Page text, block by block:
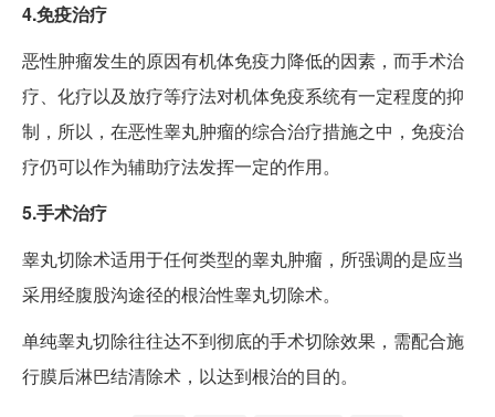
4.免疫治疗
恶性肿瘤发生的原因有机体免疫力降低的因素，而手术治
疗、化疗以及放疗等疗法对机体免疫系统有一定程度的抑
制，所以，在恶性睾丸肿瘤的综合治疗措施之中，免疫治
疗仍可以作为辅助疗法发挥一定的作用。
5.手术治疗
睾丸切除术适用于任何类型的睾丸肿瘤，所强调的是应当
采用经腹股沟途径的根治性睾丸切除术。
单纯睾丸切除往往达不到彻底的手术切除效果，需配合施
行膜后淋巴结清除术，以达到根治的目的。